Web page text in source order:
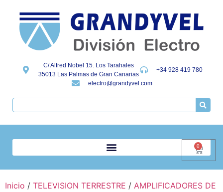
C/ Alfred Nobel 15. Los Tarahales
35013 Las Palmas de Gran Canarias
+34 928 419 780
electro@grandyvel.com
0
Inicio / TELEVISION TERRESTRE / AMPLIFICADORES DE